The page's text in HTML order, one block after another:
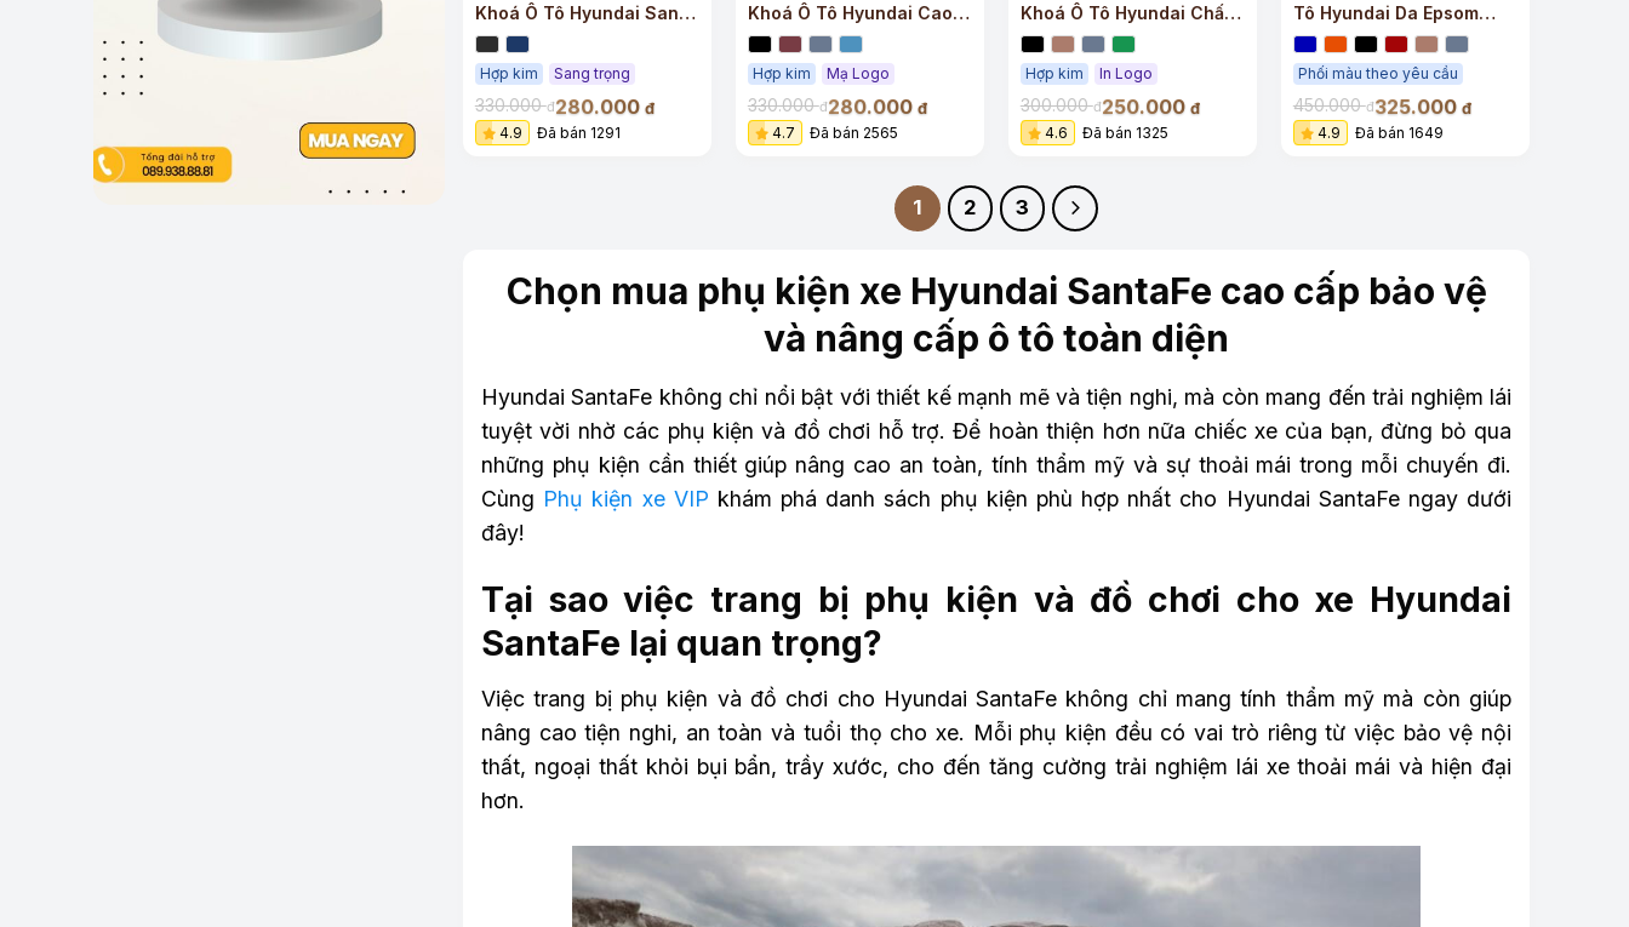
Khoá Ô Tô Hyundai Sang
Trọng
Hợp kim Sang trọng
330.000đ280.000 đ
4.9
Đã bán 1291
Khoá Ô Tô Hyundai Cao
Cấp
Hợp kim Mạ Logo
330.000đ280.000 đ
4.7
Đã bán 2565
Khoá Ô Tô Hyundai Chất
Lượng
Hợp kim In Logo
300.000đ250.000 đ
4.6
Đã bán 1325
Tô Hyundai Da Epsom
Sang Trọng
Phối màu theo yêu cầu
450.000đ325.000 đ
4.9
Đã bán 1649
1 2 3
Chọn mua phụ kiện xe Hyundai SantaFe cao cấp bảo vệ
và nâng cấp ô tô toàn diện
Hyundai SantaFe không chỉ nổi bật với thiết kế mạnh mẽ và tiện nghi, mà còn mang đến trải nghiệm lái
tuyệt vời nhờ các phụ kiện và đồ chơi hỗ trợ. Để hoàn thiện hơn nữa chiếc xe của bạn, đừng bỏ qua
những phụ kiện cần thiết giúp nâng cao an toàn, tính thẩm mỹ và sự thoải mái trong mỗi chuyến đi.
Cùng Phụ kiện xe VIP khám phá danh sách phụ kiện phù hợp nhất cho Hyundai SantaFe ngay dưới
đây!
Tại sao việc trang bị phụ kiện và đồ chơi cho xe Hyundai
SantaFe lại quan trọng?
Việc trang bị phụ kiện và đồ chơi cho Hyundai SantaFe không chỉ mang tính thẩm mỹ mà còn giúp
nâng cao tiện nghi, an toàn và tuổi thọ cho xe. Mỗi phụ kiện đều có vai trò riêng từ việc bảo vệ nội
thất, ngoại thất khỏi bụi bẩn, trầy xước, cho đến tăng cường trải nghiệm lái xe thoải mái và hiện đại
hơn.